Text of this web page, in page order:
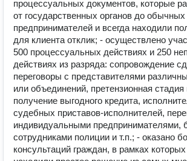
процессуальных документов, которые
от государственных органов до обычных
предпринимателей и всегда находили
для клиента отклик; - осуществлено
500 процессуальных действиях и 250
действиях из разряда: сопровождение
переговоры с представителями
или объединений, претензионная стадия
получение выгодного кредита,
судебных приставов-исполнителей,
индивидуальными предпринимателями,
сотрудниками полиции и т.п.; - оказано
консультаций граждан, в рамках